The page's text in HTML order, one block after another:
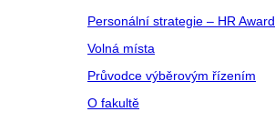
Personální strategie – HR Award
Volná místa
Průvodce výběrovým řízením
O fakultě